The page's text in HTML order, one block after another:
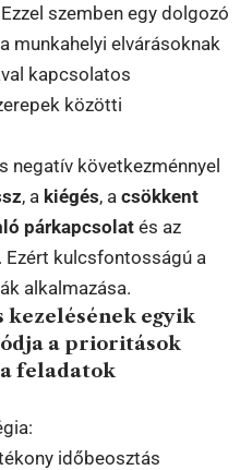
szemben egy dolgozó
munkahelyi elvárásoknak
kapcsolatos
közötti
negatív következménnyel
, a kiégés, a csökkent
párkapcsolat és az
. Ezért kulcsfontosságú a
alkalmazása.
egyik
a prioritások
feladatok
időbeosztás